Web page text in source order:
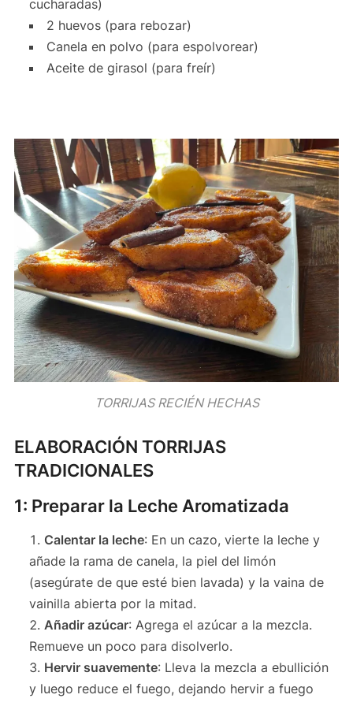
cucharadas)
2 huevos (para rebozar)
Canela en polvo (para espolvorear)
Aceite de girasol (para freír)
TORRIJAS RECIÉN HECHAS
ELABORACIÓN TORRIJAS
TRADICIONALES
1: Preparar la Leche Aromatizada
Calentar la leche: En un cazo, vierte la leche y
añade la rama de canela, la piel del limón
(asegúrate de que esté bien lavada) y la vaina de
vainilla abierta por la mitad.
Añadir azúcar: Agrega el azúcar a la mezcla.
Remueve un poco para disolverlo.
Hervir suavemente: Lleva la mezcla a ebullición
y luego reduce el fuego, dejando hervir a fuego